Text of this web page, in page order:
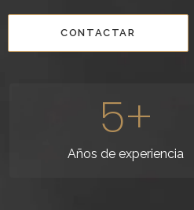
CONTACTAR
Años de experiencia
5+